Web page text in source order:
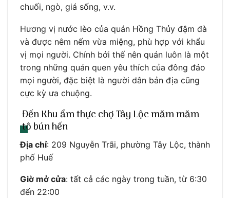
chuối, ngò, giá sống, v.v.
Hương vị nước lèo của quán Hồng Thủy đậm đà
và được nêm nếm vừa miệng, phù hợp với khẩu
vị mọi người. Chính bởi thế nên quán luôn là một
trong những quán quen yêu thích của đông đảo
mọi người, đặc biệt là người dân bản địa cũng
cực kỳ ưa chuộng.
Đến Khu ẩm thực chợ Tây Lộc măm măm
tô bún hến
Địa chỉ: 209 Nguyễn Trãi, phường Tây Lộc, thành
phố Huế
Giờ mở cửa: tất cả các ngày trong tuần, từ 6:30
đến 22:00